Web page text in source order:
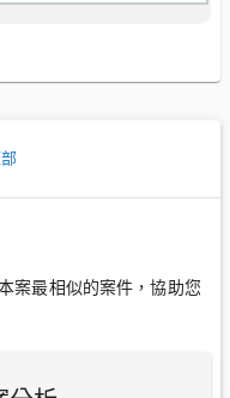
案最相似的案件，協助您